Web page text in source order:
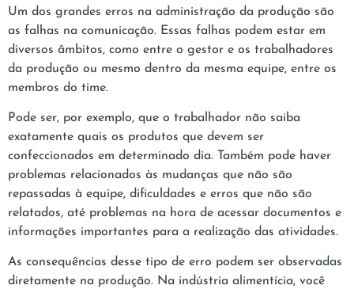
Um dos grandes erros na administração da produção são
as falhas na comunicação. Essas falhas podem estar em
diversos âmbitos, como entre o gestor e os trabalhadores
da produção ou mesmo dentro da mesma equipe, entre os
membros do time.
Pode ser, por exemplo, que o trabalhador não saiba
exatamente quais os produtos que devem ser
confeccionados em determinado dia. Também pode haver
problemas relacionados às mudanças que não são
repassadas à equipe, dificuldades e erros que não são
relatados, até problemas na hora de acessar documentos e
informações importantes para a realização das atividades.
As consequências desse tipo de erro podem ser observadas
diretamente na produção. Na indústria alimentícia, você